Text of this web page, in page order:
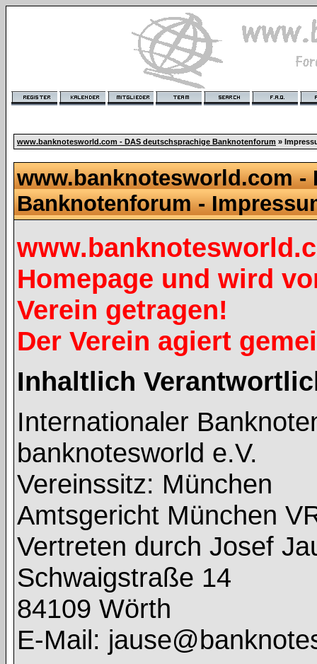
www.banknotesworld.com - DAS deutschsprachige Banknotenforum »
www.banknotesworld.com -
Banknotenforum -
Homepage und wird
Verein getragen!
Der Verein agiert
Inhaltlich
Internationaler
banknotesworld e.V.
Vereinssitz: München
Amtsgericht München
Vertreten durch Josef
Schwaigstraße 14
84109 Wörth
E-Mail: